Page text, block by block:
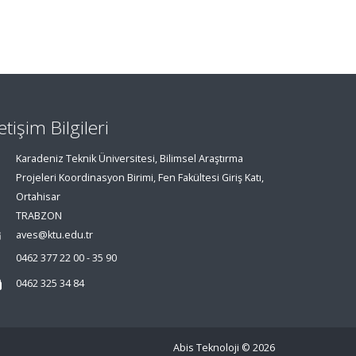
Bilgileri
Karadeniz Teknik Üniversitesi, Bilimsel Araştırma
Projeleri Koordinasyon Birimi, Fen Fakültesi Giriş Katı,
Ortahisar
TRABZON
aves@ktu.edu.tr
0462 377 22 00 - 35 90
0462 325 34 84
Abis Teknoloji © 2026